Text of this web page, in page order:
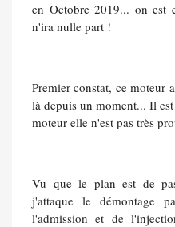
en Octobre 2019... on est
n'ira nulle part !
Premier constat, ce moteur
là depuis un moment... Il
moteur elle n'est pas très
Vu que le plan est de
j'attaque le démontage
l'admission et de